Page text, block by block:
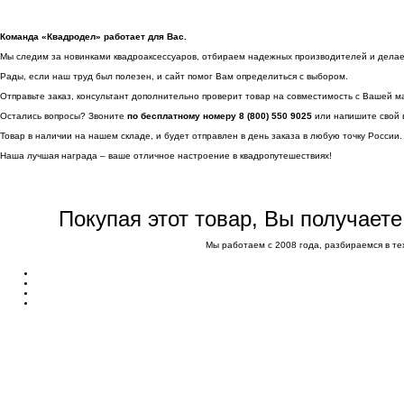
Команда «Квадродел» работает для Вас.
Мы следим за новинками квадроаксессуаров, отбираем надежных производителей и
Рады, если наш труд был полезен, и сайт помог Вам определиться с выбором.
Отправьте заказ, консультант дополнительно проверит товар на совместимость с
Остались вопросы? Звоните по бесплатному номеру 8 (800) 550 9025 или напишите свой
Товар в наличии на нашем складе, и будет отправлен в день заказа в любую точку
Наша лучшая награда – ваше отличное настроение в квадропутешествиях!
Покупая этот товар, Вы
Мы работаем с 2008 года, разбираемся в